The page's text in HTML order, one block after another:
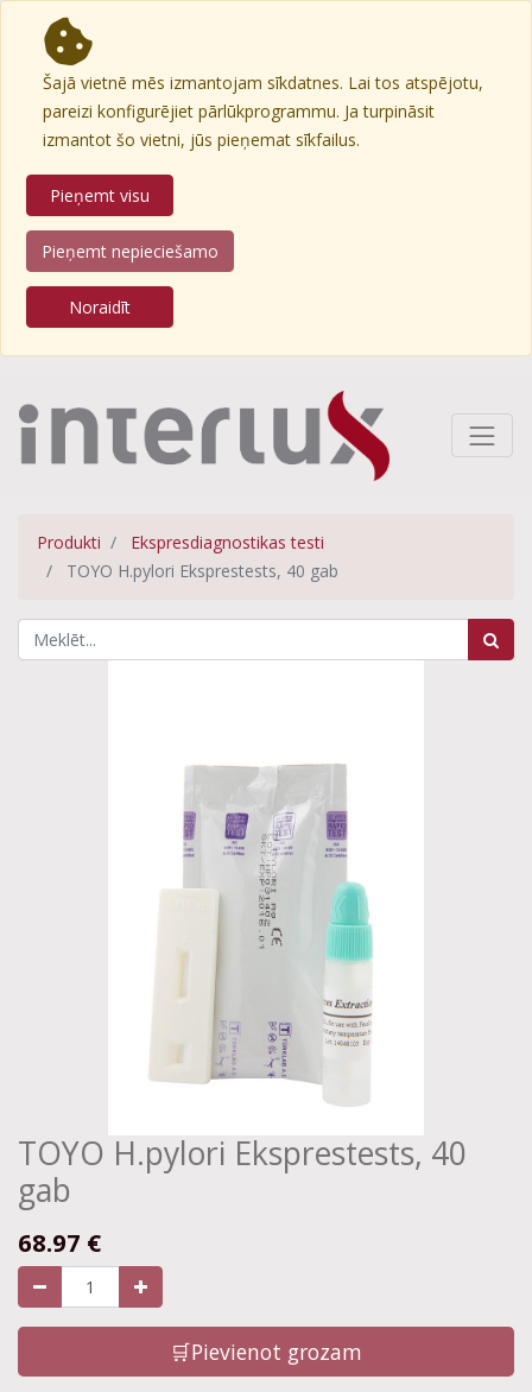
Šajā vietnē mēs izmantojam sīkdatnes. Lai tos atspējotu,
pareizi konfigurējiet pārlūkprogrammu. Ja turpināsit
izmantot šo vietni, jūs pieņemat sīkfailus.
Pieņemt visu
Pieņemt nepieciešamo
Noraidīt
Produkti
Ekspresdiagnostikas testi
TOYO H.pylori Eksprestests, 40 gab
TOYO H.pylori Eksprestests, 40
gab
68.97 €
🛒Pievienot grozam